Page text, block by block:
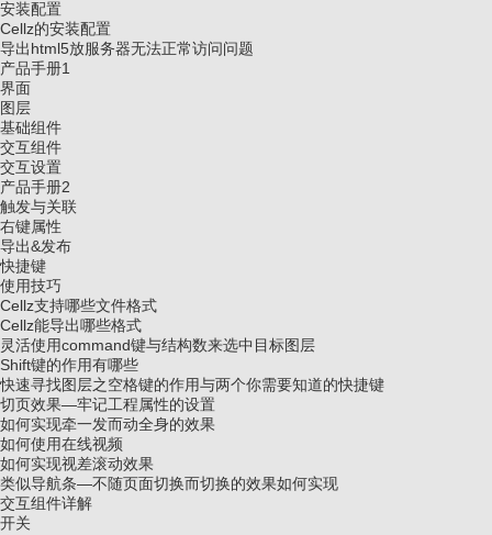
安装配置
Cellz的安装配置
导出html5放服务器无法正常访问问题
产品手册1
界面
图层
基础组件
交互组件
交互设置
产品手册2
触发与关联
右键属性
导出&发布
快捷键
使用技巧
Cellz支持哪些文件格式
Cellz能导出哪些格式
灵活使用command键与结构数来选中目标图层
Shift键的作用有哪些
快速寻找图层之空格键的作用与两个你需要知道的快捷键
切页效果—牢记工程属性的设置
如何实现牵一发而动全身的效果
如何使用在线视频
如何实现视差滚动效果
类似导航条—不随页面切换而切换的效果如何实现
交互组件详解
开关